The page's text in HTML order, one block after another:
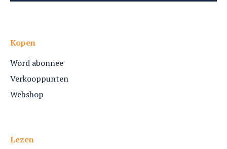
Kopen
Word abonnee
Verkooppunten
Webshop
Lezen